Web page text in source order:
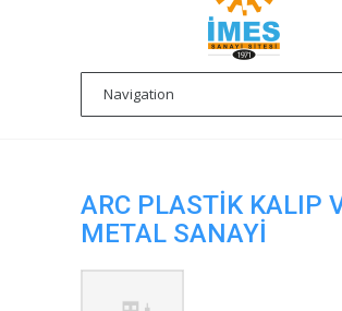
ARC PLASTİK KALIP
METAL SANAYİ